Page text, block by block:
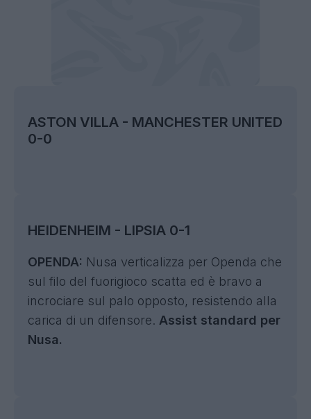
ASTON VILLA - MANCHESTER UNITED
0-0
HEIDENHEIM - LIPSIA 0-1
OPENDA: Nusa verticalizza per Openda che
sul filo del fuorigioco scatta ed è bravo a
incrociare sul palo opposto, resistendo alla
carica di un difensore. Assist standard per
Nusa.